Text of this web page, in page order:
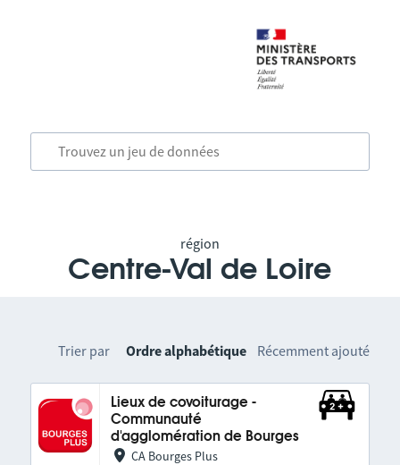
région
Centre-Val de Loire
Trier par Ordre alphabétique Récemment ajouté
Lieux de covoiturage -
Communauté
d'agglomération de Bourges
CA Bourges Plus